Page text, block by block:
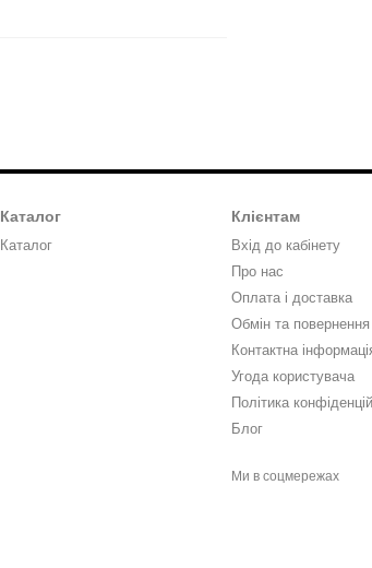
Каталог
Каталог
Клієнтам
Вхід до кабінету
Про нас
Оплата і доставка
Обмін та повернення
Контактна
Угода користувача
Політика
Блог
Ми в соцмережах